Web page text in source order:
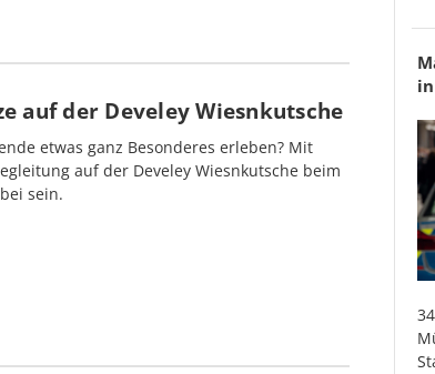
auf der Develey Wiesnkutsche
etwas ganz Besonderes erleben? Mit
auf der Develey Wiesnkutsche beim
sein.